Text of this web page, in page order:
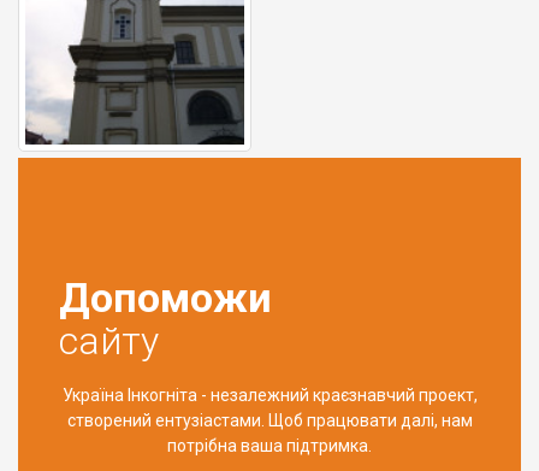
Допоможи
сайту
Україна Інкогніта - незалежний краєзнавчий проект,
створений ентузіастами. Щоб працювати далі, нам
потрібна ваша підтримка.